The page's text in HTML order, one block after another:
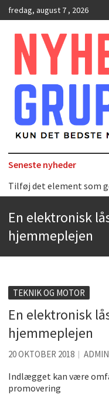
fredag, august 7 , 2026
NyhedsGruppen
Kun det bedste nyt er godt
Seneste nyheder
Tilføj det element som
Bedste Restaurant i
Kølig hvidvin på en varm
Få baren hjem til dig
Det er blevet nemmere
De fem bedste
Sjove
En elektronisk
hjemmeplejen
TEKNIK OG MOTOR
En elektronisk
hjemmeplejen
20 OKTOBER 2018 ADMIN
Indlægget kan være
promovering